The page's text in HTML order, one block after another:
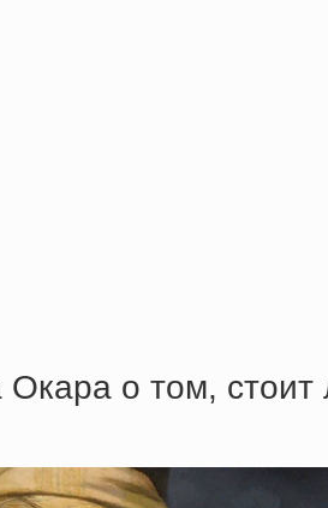
о том,